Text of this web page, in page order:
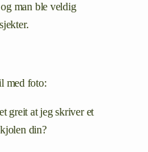
man ble veldig
med foto:
greit at jeg skriver et
din?